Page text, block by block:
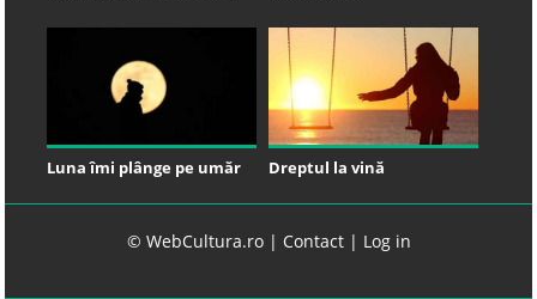
Luna îmi plânge pe umăr Dreptul la vină
© WebCultura.ro | Contact| Log in